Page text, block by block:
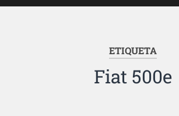
ETIQUETA
Fiat 500e